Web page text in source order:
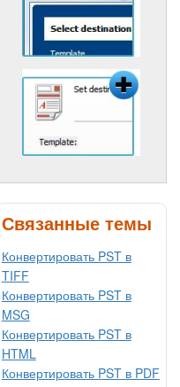
Связанные темы
Конвертировать PST в
TIFF
Конвертировать PST в
MSG
Конвертировать PST в
HTML
Конвертировать PST в PDF